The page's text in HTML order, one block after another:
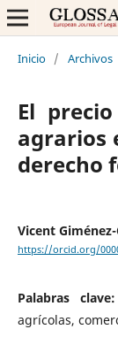
Inicio / Archivos
El
agrarios
derecho
Vicent
https://orcid.org/
Palabras clave:
agrícolas,